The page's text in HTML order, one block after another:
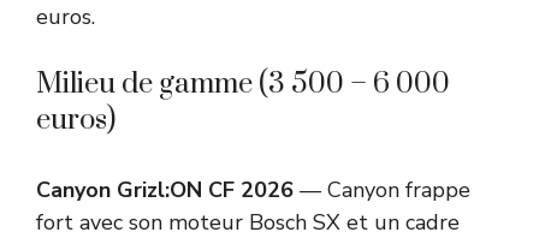
euros.
Milieu de gamme (3 500 – 6 000
euros)
Canyon Grizl:ON CF 2026 — Canyon frappe
fort avec son moteur Bosch SX et un cadre